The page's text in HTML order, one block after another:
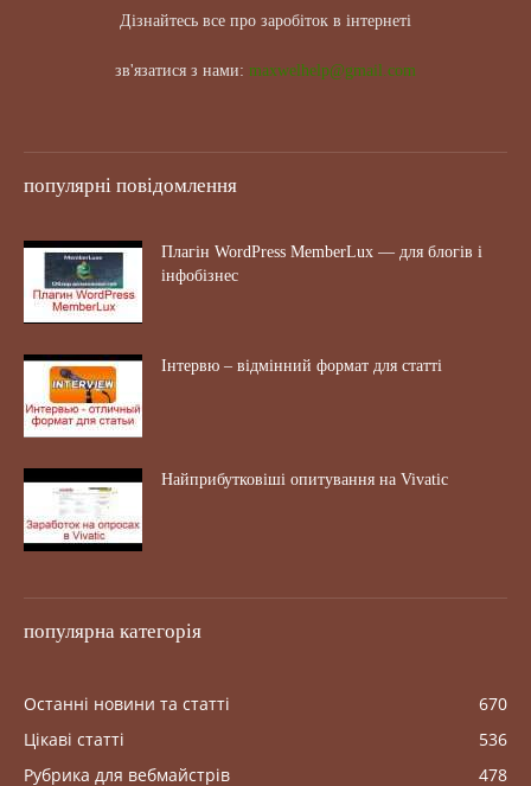
Дізнайтесь все про заробіток в інтернеті
зв'язатися з нами: maxwelhelp@gmail.com
популярні повідомлення
Плагін WordPress MemberLux — для блогів і
інфобізнес
Інтервю – відмінний формат для статті
Найприбутковіші опитування на Vivatic
популярна категорія
Останні новини та статті
670
Цікаві статті
536
Рубрика для вебмайстрів
478